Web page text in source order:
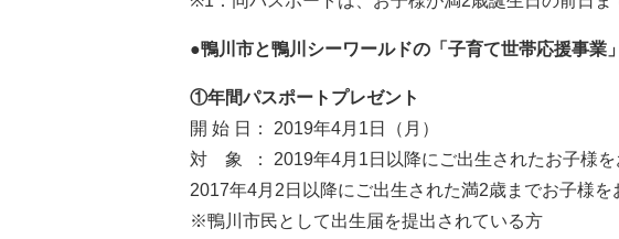
●鴨川市と鴨川シーワールドの「子育て世帯応援事業
①年間パスポートプレゼント
開 始 日： 2019年4月1日（月）
対 象 ： 2019年4月1日以降にご出生されたお子様を
2017年4月2日以降にご出生された満2歳までお子様を
※鴨川市民として出生届を提出されている方